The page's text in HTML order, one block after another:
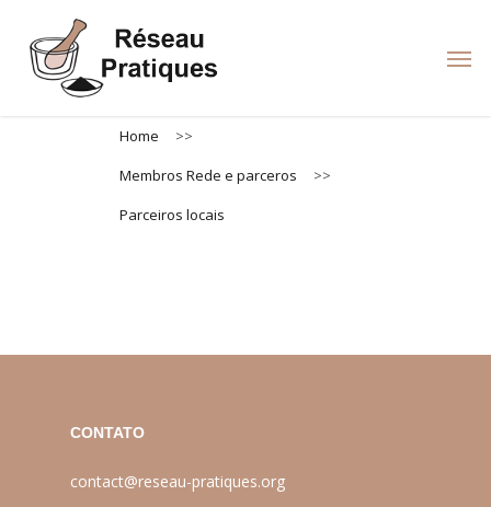
main
Home
>>
Membros Rede e parceros
>>
Parceiros locais
CONTATO
contact@reseau-pratiques.org